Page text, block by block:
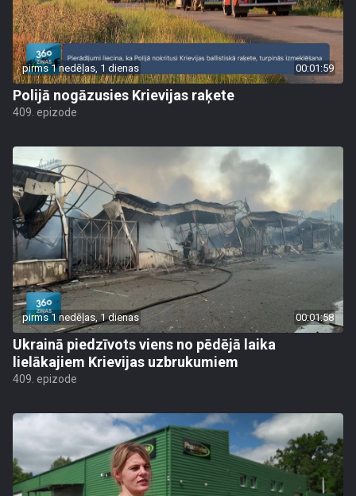
pirms 1 nedēļas, 1 dienas 00:01:59
Polijā nogāzusies Krievijas raķete
409. epizode
pirms 1 nedēļas, 1 dienas 00:01:58
Ukrainā piedzīvots viens no pēdējā laika
lielākajiem Krievijas uzbrukumiem
409. epizode